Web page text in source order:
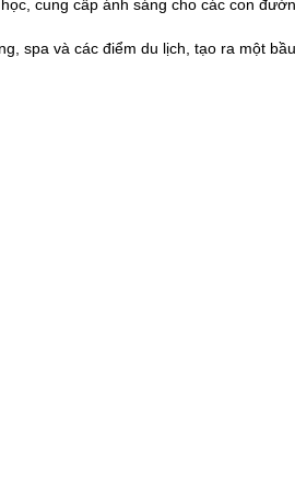
cung cấp ánh sáng cho các con
spa và các điểm du lịch, tạo ra một